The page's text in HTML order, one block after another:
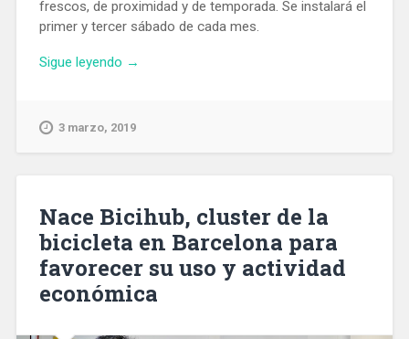
frescos, de proximidad y de temporada. Se instalará el
primer y tercer sábado de cada mes.
Sigue leyendo «La
Mercados
con
el
del
barrio
de
→
3 marzo, 2019
Nace Bicihub, cluster de la
bicicleta en Barcelona para
favorecer su uso y actividad
económica